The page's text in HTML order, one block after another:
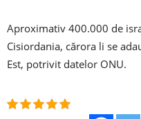
Aproximativ 400.000 de
Cisiordania, cărora li se
Est, potrivit datelor ONU.